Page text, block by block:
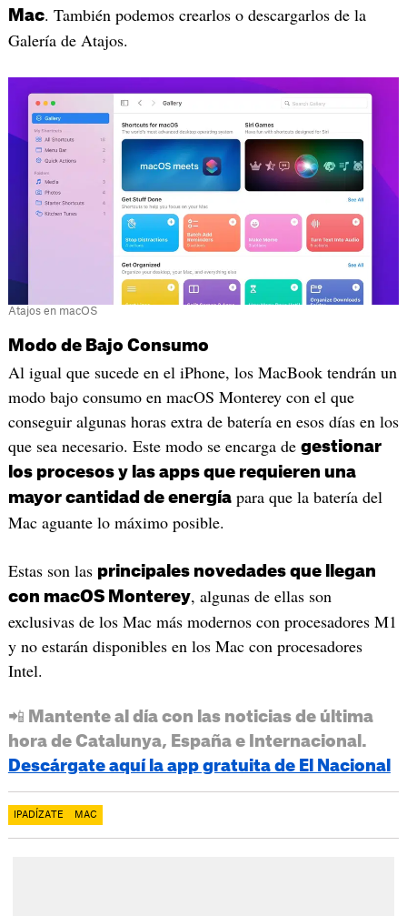
Mac. También podemos crearlos o descargarlos de la
Galería de Atajos.
Atajos en macOS
Modo de Bajo Consumo
Al igual que sucede en el iPhone, los MacBook tendrán un
modo bajo consumo en macOS Monterey con el que
conseguir algunas horas extra de batería en esos días en los
que sea necesario. Este modo se encarga de gestionar
los procesos y las apps que requieren una
mayor cantidad de energíapara que la batería del
Mac aguante lo máximo posible.
Estas son las principales novedades que llegan
con macOS Monterey, algunas de ellas son
exclusivas de los Mac más modernos con procesadores M1
y no estarán disponibles en los Mac con procesadores
Intel.
📲 Mantente al día con las noticias de última
hora de Catalunya, España e Internacional.
Descárgate aquí la app gratuita de El Nacional
IPADÍZATE MAC